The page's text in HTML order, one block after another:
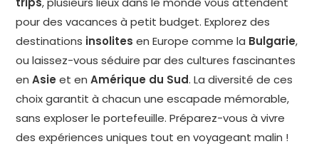
pour des vacances à petit budget. Explorez des
destinations insolites en Europe comme la Bulgarie,
ou laissez-vous séduire par des cultures fascinantes
enAsie et enAmérique du Sud. La diversité de ces
choix garantit à chacun une escapade mémorable,
sans exploser le portefeuille. Préparez-vous à vivre
des expériences uniques tout en voyageant malin !